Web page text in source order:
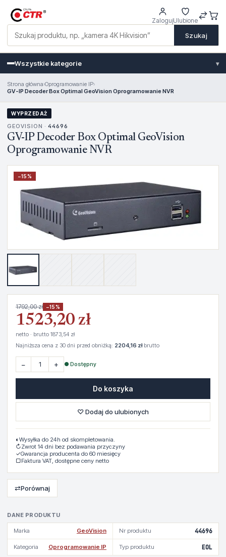
Szukaj
ZalogujUlubione
Wszystkie kategorie ▾
Strona główna›Oprogramowanie IP›
GV-IP Decoder Box Optimal GeoVision Oprogramowanie NVR
WYPRZEDAŻ
GEOVISION · 44696
GV-IP Decoder Box Optimal GeoVision
Oprogramowanie NVR
−15%
DANE PRODUKTU
Marka GeoVision Nr produktu 44696
Kategoria Oprogramowanie IP Typ produktu EOL
1792,00 zł −15%
1523,20 zł
netto · brutto 1873,54 zł
Najniższa cena z 30 dni przed obniżką: 2204,16 złbrutto
− + ● Dostępny
Do koszyka
♡ Dodaj do ulubionych
◐ Wysyłka do 24h od skompletowania.
↻Zwrot 14 dni bez podawania przyczyny
✓Gwarancja producenta do 60 miesięcy
▢Faktura VAT, dostępne ceny netto
⇄Porównaj